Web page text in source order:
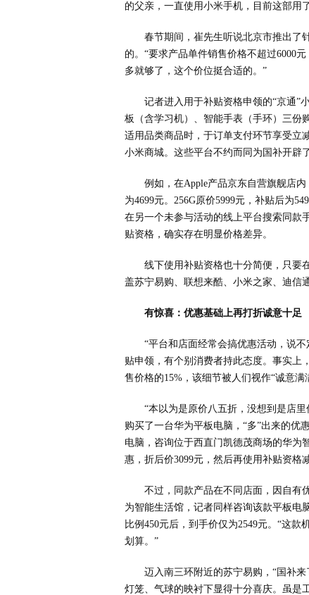
的父亲，一直使用小米手机，目前这部用
春节期间，崔先生听说北京市推出了
的。“要求产品单件销售价格不超过6000
多就够了，这个价位挺合适的。”
记者进入用于补贴资格申领的“京通”
板（含学习机）、智能手表（手环）三份
适用品类商品时，于订单支付环节享受立
小米商城。这些平台不约而同为国补开辟
例如，在Apple产品京东自营旗舰店
为4699元。256G原价5999元，补贴后为
在另一个未参与活动的线上平台搜索同款
贴资格，确实存在明显价格差异。
线下使用补贴资格也十分简便，只要
盖苏宁易购、联想来酷、小米之家、迪信
有惊喜：优惠基础上再打折诚意十足
“平台和店面经常会搞优惠活动，说
贴申领，有个别消费者持此态度。事实上
售价格的15%，该细节被人们视作“诚意满
“本以为是原价八五折，没想到是店
购买了一台华为平板电脑，“多”出来的优
电脑，咨询位于西直门凯德茂商场的华为
惠，折后价3099元，然后再使用补贴资格
不过，同款产品在不同店面，因自有
为智能生活馆，记者同样咨询该款平板电
比例450元后，到手价仅为2549元。“这
划算。”
迈入南三环附近的苏宁易购，“国补
灯笼、气球的映衬下显得十分喜庆。虽是